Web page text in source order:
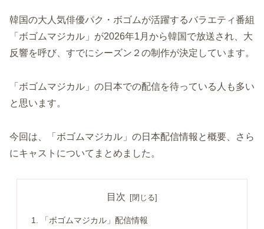
韓国の大人気俳優パク・ボゴムが活躍するバラエティ番組
「ボゴムマジカル」が2026年1月から韓国で放送され、大
反響を呼び、すでにシーズン２の制作が決定しています。
「ボゴムマジカル」の日本での配信を待っている人も多い
と思います。
今回は、「ボゴムマジカル」の日本配信情報と概要、さら
にキャストについてまとめました。
目次
「ボゴムマジカル」配信情報